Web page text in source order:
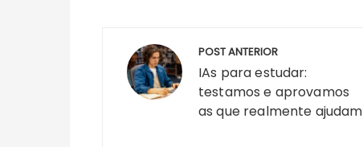
Navegação
de
Post
POST ANTERIOR
IAs para estudar:
testamos e aprovamos
as que realmente ajudam